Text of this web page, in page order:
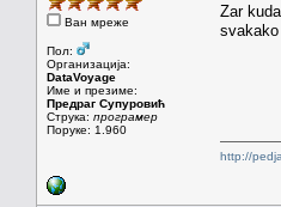
Ван мреже
Пол:
Организација:
DataVoyage
Име и презиме:
Предраг Супуровић
Струка: програмер
Поруке: 1.960
Zar
svakako
http://